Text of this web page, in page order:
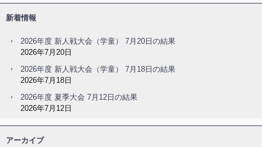
新着情報
2026年度 新人戦大会（学童） 7月20日の結果
2026年7月20日
2026年度 新人戦大会（学童） 7月18日の結果
2026年7月18日
2026年度 夏季大会 7月12日の結果
2026年7月12日
アーカイブ